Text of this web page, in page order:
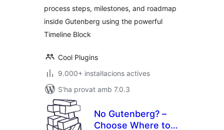
process steps, milestones, and roadmap
inside Gutenberg using the powerful
Timeline Block
Cool Plugins
9.000+ instal·lacions actives
S'ha provat amb 7.0.3
No Gutenberg? –
Choose Where to